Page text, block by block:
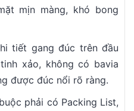
mịn màng, khó bong
tiết gang đúc trên đầu
xảo, không có bavia
được đúc nổi rõ ràng.
phải có Packing List,